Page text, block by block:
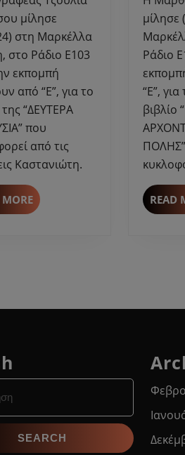
Μικέλη
για
τη
“ΔΕΥΤΕΡΑ
ΠΑΡΟΥΣΙΑ”
από
τις
Καστανιώτη
μίλησε
στη Μαρκέλλα
στο Ράδιο Ε103
εκπομπή
από “Ε”, για το
της “ΔΕΥΤΕΡΑ
που
από τις
Καστανιώτη.
MOREREAD
MORE
μίλησε
Ράδιο
“Ε”,
βιβλίο
READ